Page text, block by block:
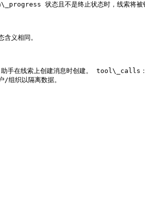
状态且不是终止状态时，线索将被锁
含义相同。
在线索上创建消息时创建。 tool\_calls：助